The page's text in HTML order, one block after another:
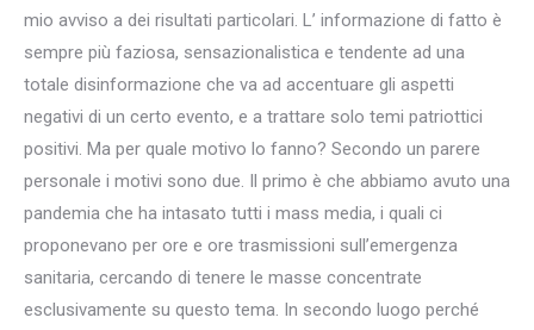
mio avviso a dei risultati particolari. L’ informazione di fatto è
sempre più faziosa, sensazionalistica e tendente ad una
totale disinformazione che va ad accentuare gli aspetti
negativi di un certo evento, e a trattare solo temi patriottici
positivi. Ma per quale motivo lo fanno? Secondo un parere
personale i motivi sono due. Il primo è che abbiamo avuto una
pandemia che ha intasato tutti i mass media, i quali ci
proponevano per ore e ore trasmissioni sull’emergenza
sanitaria, cercando di tenere le masse concentrate
esclusivamente su questo tema. In secondo luogo perché